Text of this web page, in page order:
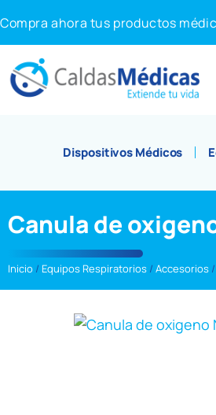
Compra ahora tus productos
Dispositivos Médicos
Canula de
Inicio / Equipos Respiratorios / Accesorios